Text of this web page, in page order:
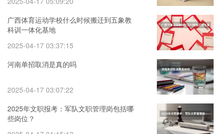
广西体育运动学校什么时候搬迁到五象教
科训一体化基地
2025-04-17 03:37:15
河南单招取消是真的吗
2025-04-17 03:07:22
2025年文职报考：军队文职管理岗包括哪
些岗位？